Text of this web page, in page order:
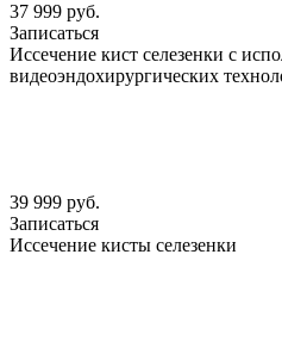
37 999 руб.
Записаться
Иссечение кист селезенки с
видеоэндохирургических
39 999 руб.
Записаться
Иссечение кисты селезенки